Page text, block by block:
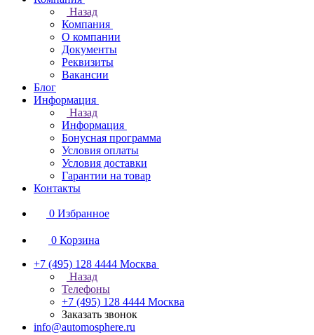
Назад
Компания
О компании
Документы
Реквизиты
Вакансии
Блог
Информация
Назад
Информация
Бонусная программа
Условия оплаты
Условия доставки
Гарантии на товар
Контакты
0 Избранное
0 Корзина
+7 (495) 128 4444 Москва
Назад
Телефоны
+7 (495) 128 4444 Москва
Заказать звонок
info@automosphere.ru